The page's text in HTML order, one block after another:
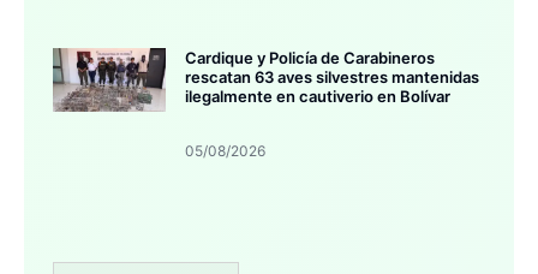
Cardique y Policía de Carabineros
rescatan 63 aves silvestres mantenidas
ilegalmente en cautiverio en Bolívar
05/08/2026